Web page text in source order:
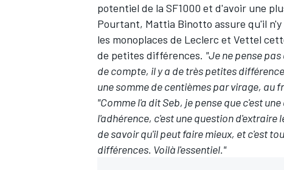
potentiel de la SF1000 et d'avoir une
Pourtant, Mattia Binotto assure qu'il
les monoplaces de Leclerc et Vettel
de petites différences. "Je ne pense
de compte, il y a de très petites
une somme de centièmes par virage, au
"Comme l'a dit Seb, je pense que c'est
l'adhérence, c'est une question
de savoir qu'il peut faire mieux, et c'est
différences. Voilà l'essentiel."